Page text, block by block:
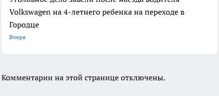
Volkswagen на 4-летнего ребенка на переходе в
Городце
Вчера
Комментарии на этой странице отключены.